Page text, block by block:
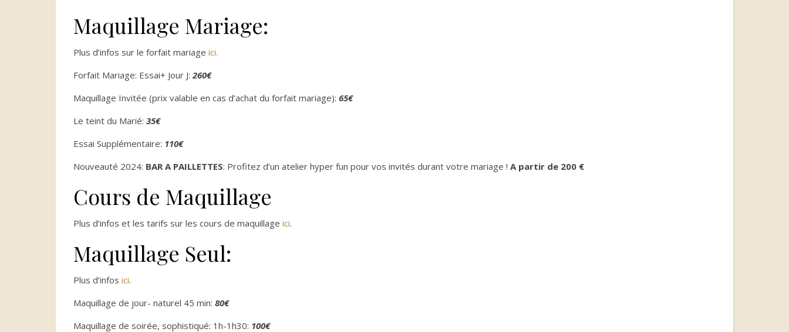
Maquillage Mariage:
Plus d’infos sur le forfait mariage ici.
Forfait Mariage: Essai+ Jour J:260€
Maquillage Invitée (prix valable en cas d’achat du forfait mariage): 65€
Le teint du Marié: 35€
Essai Supplémentaire: 110€
Nouveauté 2024: BAR A PAILLETTES: Profitez d’un atelier hyper fun pour vos invités durant votre mariage ! A partir de 200 €
Cours de Maquillage
Plus d’infos et les tarifs sur les cours de maquillage ici.
Maquillage Seul:
Plus d’infos ici.
Maquillage de jour- naturel 45 min: 80€
Maquillage de soirée, sophistiqué: 1h-1h30: 100€